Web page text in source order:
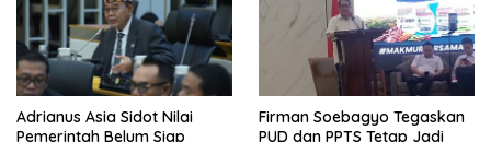
Adrianus Asia Sidot Nilai
Pemerintah Belum Siap
Firman Soebagyo Tegaskan
PUD dan PPTS Tetap Jadi